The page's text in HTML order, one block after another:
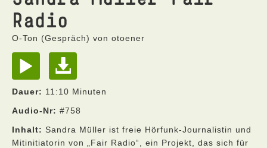
Radio
O-Ton (Gespräch) von otoener
Dauer: 11:10 Minuten
Audio-Nr: #758
Inhalt: Sandra Müller ist freie Hörfunk-Journalistin und
Mitinitiatorin von „Fair Radio“, ein Projekt, das sich für